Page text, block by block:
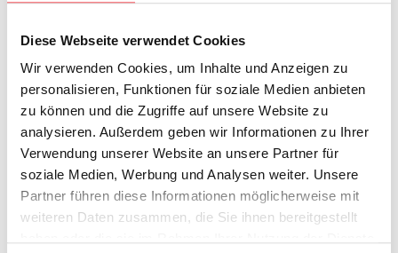
Diese Webseite verwendet Cookies
Wir verwenden Cookies, um Inhalte und Anzeigen zu
personalisieren, Funktionen für soziale Medien anbieten
zu können und die Zugriffe auf unsere Website zu
analysieren. Außerdem geben wir Informationen zu Ihrer
Verwendung unserer Website an unsere Partner für
soziale Medien, Werbung und Analysen weiter. Unsere
Partner führen diese Informationen möglicherweise mit
weiteren Daten zusammen, die Sie ihnen bereitgestellt